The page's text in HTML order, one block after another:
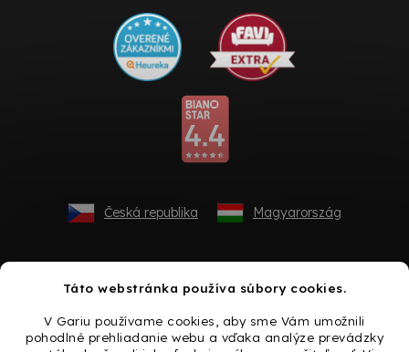
Táto webstránka používa súbory cookies.
V Gariu používame cookies, aby sme Vám umožnili
pohodlné prehliadanie webu a vďaka analýze prevádzky
Česká republika Magyarország